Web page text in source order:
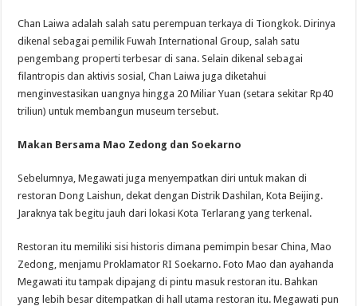
Chan Laiwa adalah salah satu perempuan terkaya di Tiongkok. Dirinya
dikenal sebagai pemilik Fuwah International Group, salah satu
pengembang properti terbesar di sana. Selain dikenal sebagai
filantropis dan aktivis sosial, Chan Laiwa juga diketahui
menginvestasikan uangnya hingga 20 Miliar Yuan (setara sekitar Rp40
triliun) untuk membangun museum tersebut.
Makan Bersama Mao Zedong dan Soekarno
Sebelumnya, Megawati juga menyempatkan diri untuk makan di
restoran Dong Laishun, dekat dengan Distrik Dashilan, Kota Beijing.
Jaraknya tak begitu jauh dari lokasi Kota Terlarang yang terkenal.
Restoran itu memiliki sisi historis dimana pemimpin besar China, Mao
Zedong, menjamu Proklamator RI Soekarno. Foto Mao dan ayahanda
Megawati itu tampak dipajang di pintu masuk restoran itu. Bahkan
yang lebih besar ditempatkan di hall utama restoran itu. Megawati pun